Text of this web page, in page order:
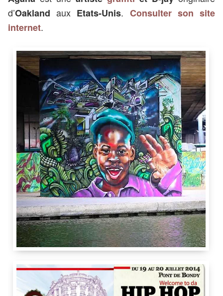
d’Oakland aux Etats-Unis. Consulter son site
internet.
6 m
6 m
Nadib Bandi
Seika Bondy France